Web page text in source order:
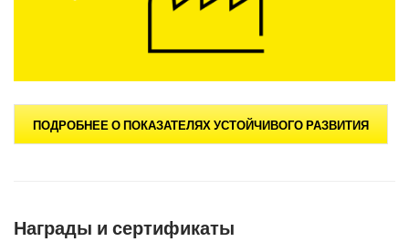
ПОДРОБНЕЕ О ПОКАЗАТЕЛЯХ УСТОЙЧИВОГО РАЗВИТИЯ
Награды и сертификаты